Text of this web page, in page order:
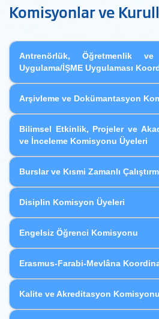
Komisyonlar ve
Antrenörlük, Öğretmenlik
Uygulama/İŞME Uygulaması
Arşivleme ve Dokümantasyon
Bilimsel Etkinlik, Projeler ve
ve İnceleme Komisyonu Üyeleri
Burslar ve Kısmi Zamanlı
Disiplin Komisyon Üyeleri
Engelsiz Öğrenci Komisyonu
Erasmus-Farabi-Mevlâna
Kalite ve Akreditasyon